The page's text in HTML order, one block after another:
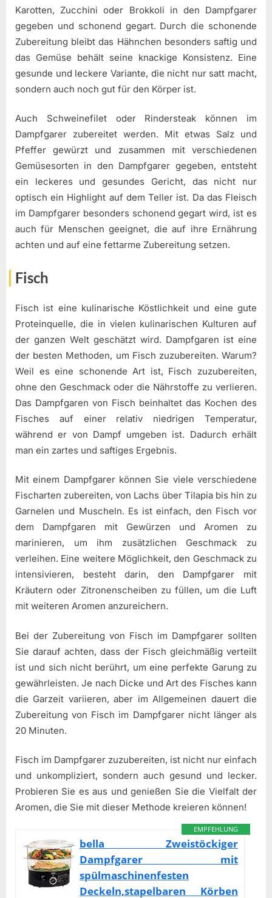
Karotten, Zucchini oder Brokkoli in den Dampfgarer
gegeben und schonend gegart. Durch die schonende
Zubereitung bleibt das Hähnchen besonders saftig und
das Gemüse behält seine knackige Konsistenz. Eine
gesunde und leckere Variante, die nicht nur satt macht,
sondern auch noch gut für den Körper ist.
Auch Schweinefilet oder Rindersteak können im
Dampfgarer zubereitet werden. Mit etwas Salz und
Pfeffer gewürzt und zusammen mit verschiedenen
Gemüsesorten in den Dampfgarer gegeben, entsteht
ein leckeres und gesundes Gericht, das nicht nur
optisch ein Highlight auf dem Teller ist. Da das Fleisch
im Dampfgarer besonders schonend gegart wird, ist es
auch für Menschen geeignet, die auf ihre Ernährung
achten und auf eine fettarme Zubereitung setzen.
Fisch
Fisch ist eine kulinarische Köstlichkeit und eine gute
Proteinquelle, die in vielen kulinarischen Kulturen auf
der ganzen Welt geschätzt wird. Dampfgaren ist eine
der besten Methoden, um Fisch zuzubereiten. Warum?
Weil es eine schonende Art ist, Fisch zuzubereiten,
ohne den Geschmack oder die Nährstoffe zu verlieren.
Das Dampfgaren von Fisch beinhaltet das Kochen des
Fisches auf einer relativ niedrigen Temperatur,
während er von Dampf umgeben ist. Dadurch erhält
man ein zartes und saftiges Ergebnis.
Mit einem Dampfgarer können Sie viele verschiedene
Fischarten zubereiten, von Lachs über Tilapia bis hin zu
Garnelen und Muscheln. Es ist einfach, den Fisch vor
dem Dampfgaren mit Gewürzen und Aromen zu
marinieren, um ihm zusätzlichen Geschmack zu
verleihen. Eine weitere Möglichkeit, den Geschmack zu
intensivieren, besteht darin, den Dampfgarer mit
Kräutern oder Zitronenscheiben zu füllen, um die Luft
mit weiteren Aromen anzureichern.
Bei der Zubereitung von Fisch im Dampfgarer sollten
Sie darauf achten, dass der Fisch gleichmäßig verteilt
ist und sich nicht berührt, um eine perfekte Garung zu
gewährleisten. Je nach Dicke und Art des Fisches kann
die Garzeit variieren, aber im Allgemeinen dauert die
Zubereitung von Fisch im Dampfgarer nicht länger als
20 Minuten.
Fisch im Dampfgarer zuzubereiten, ist nicht nur einfach
und unkompliziert, sondern auch gesund und lecker.
Probieren Sie es aus und genießen Sie die Vielfalt der
Aromen, die Sie mit dieser Methode kreieren können!
EMPFEHLUNG
bella Zweistöckiger
Dampfgarer mit
spülmaschinenfesten
Deckeln,stapelbaren Körben